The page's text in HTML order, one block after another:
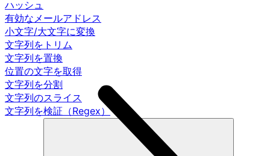
ハッシュ
有効なメールアドレス
小文字/大文字に変換
文字列をトリム
文字列を置換
位置の文字を取得
文字列を分割
文字列のスライス
文字列を検証（Regex）